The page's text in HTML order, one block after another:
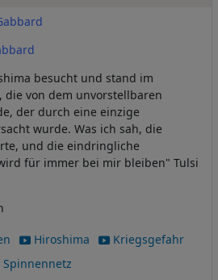
besucht und stand im
die von dem unvorstellbaren
der durch eine einzige
wurde. Was ich sah, die
und die eindringliche
für immer bei mir bleiben" Tulsi
Hiroshima
Kriegsgefahr